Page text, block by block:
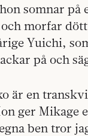
somnar på
morfar
Yuichi,
på och
är en
ger Mikage
ben tror